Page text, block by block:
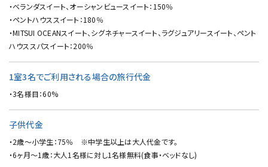
・ベランダスイート、オーシャンビュースイート：150％
・ペントハウススイート：180％
・MITSUI OCEANスイート、シグネチャースイート、ラグジュアリースイート、ペント
ハウススパスイート：200％
1室3名でご利用される場合の旅行代金
・3名様目：60%
子供代金
・2歳～小学生：75％ ※中学生以上は大人代金です。
・6ヶ月～1歳：大人1名様に対し1名様無料(食事・ベッドなし)